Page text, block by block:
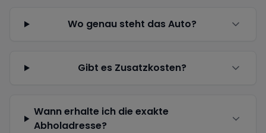
Wo genau steht das Auto?
Gibt es Zusatzkosten?
Wann erhalte ich die exakte
Abholadresse?